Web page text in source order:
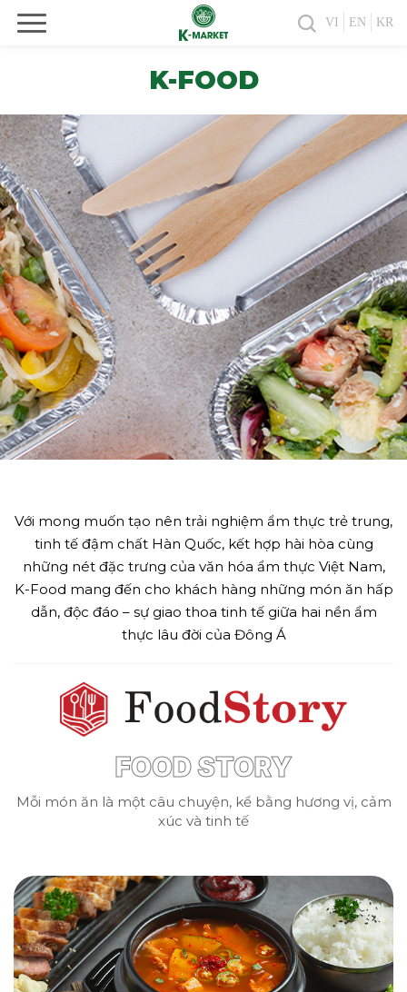
VI EN KR
K-FOOD
Với mong muốn tạo nên trải nghiệm ẩm thực trẻ trung,
tinh tế đậm chất Hàn Quốc, kết hợp hài hòa cùng
những nét đặc trưng của văn hóa ẩm thực Việt Nam,
K-Food mang đến cho khách hàng những món ăn hấp
dẫn, độc đáo – sự giao thoa tinh tế giữa hai nền ẩm
thực lâu đời của Đông Á
FOOD STORY
Mỗi món ăn là một câu chuyện, kể bằng hương vị, cảm
xúc và tinh tế